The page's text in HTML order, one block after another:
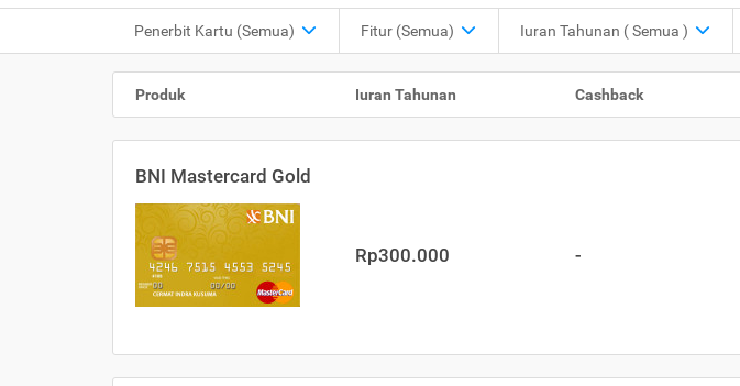
Penerbit Kartu (Semua) Fitur (Semua) Iuran Tahunan ( Semua )
Produk Iuran Tahunan Cashback
BNI Mastercard Gold
Rp300.000 -